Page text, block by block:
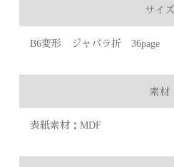
サイズ
B6変形 ジャバラ折 36page
素材
表紙素材：MDF